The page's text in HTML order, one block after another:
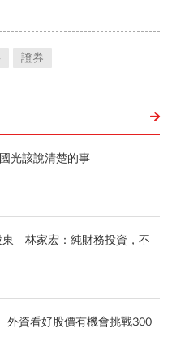
證券
光該說清楚的事
東 林家宏：純財務投資，不
資看好股價有機會挑戰300